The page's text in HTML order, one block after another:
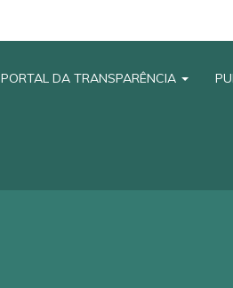
PORTAL DA TRANSPARÊNCIA